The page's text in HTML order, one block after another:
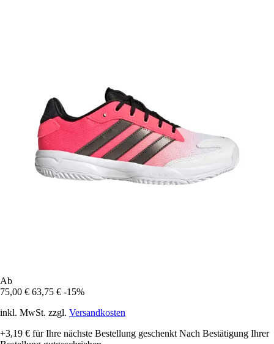
Ab
75,00 € 63,75 € -15%
inkl. MwSt. zzgl. Versandkosten
+3,19 € für Ihre nächste Bestellung geschenkt Nach Bestätigung Ihrer